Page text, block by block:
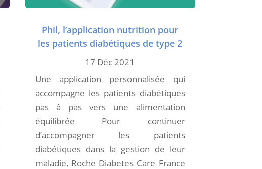
Phil, l’application nutrition pour
les patients diabétiques de type 2
17 Déc 2021
Une application personnalisée qui
accompagne les patients diabétiques
pas à pas vers une alimentation
équilibrée Pour continuer
d’accompagner les patients
diabétiques dans la gestion de leur
maladie, Roche Diabetes Care France